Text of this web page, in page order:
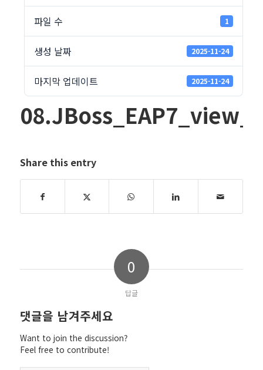
파일 수 1
생성 날짜 2025-11-24
마지막 업데이트 2025-11-24
Share this entry
0
답글
댓글을 남겨주세요
Want to join the discussion?
Feel free to contribute!